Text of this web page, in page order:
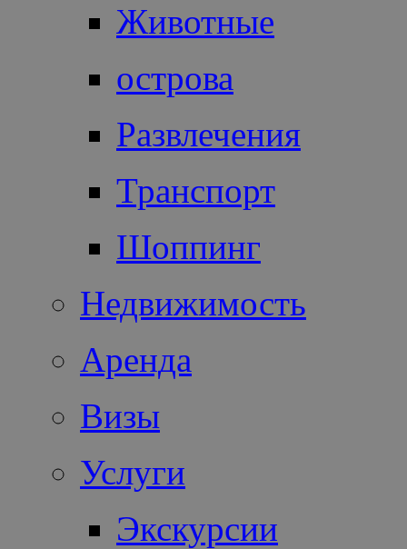
Животные
острова
Развлечения
Транспорт
Шоппинг
Недвижимость
Аренда
Визы
Услуги
Экскурсии